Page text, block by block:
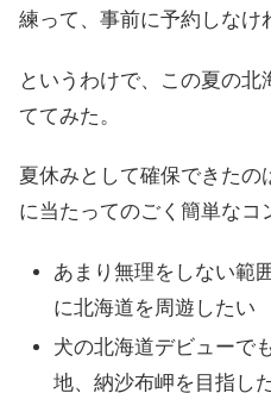
練って、事前に予約しなけ
というわけで、この夏の
ててみた。
夏休みとして確保できた
に当たってのごく簡単なコ
あまり無理をしない範
に北海道を周遊したい
犬の北海道デビューで
地、納沙布岬を目指し